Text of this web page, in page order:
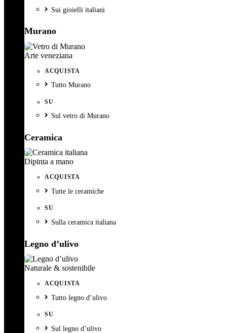
Sui gioielli italiani
Murano
Arte veneziana
ACQUISTA
Tutto Murano
SU
Sul vetro di Murano
Ceramica
Dipinta a mano
ACQUISTA
Tutte le ceramiche
SU
Sulla ceramica italiana
Legno d’ulivo
Naturale & sostenibile
ACQUISTA
Tutto legno d’ulivo
SU
Sul legno d’ulivo